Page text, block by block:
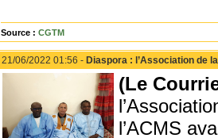
Source : CGTM
21/06/2022 01:56 - Diaspora : l’Association de
(Le
l’ACMS